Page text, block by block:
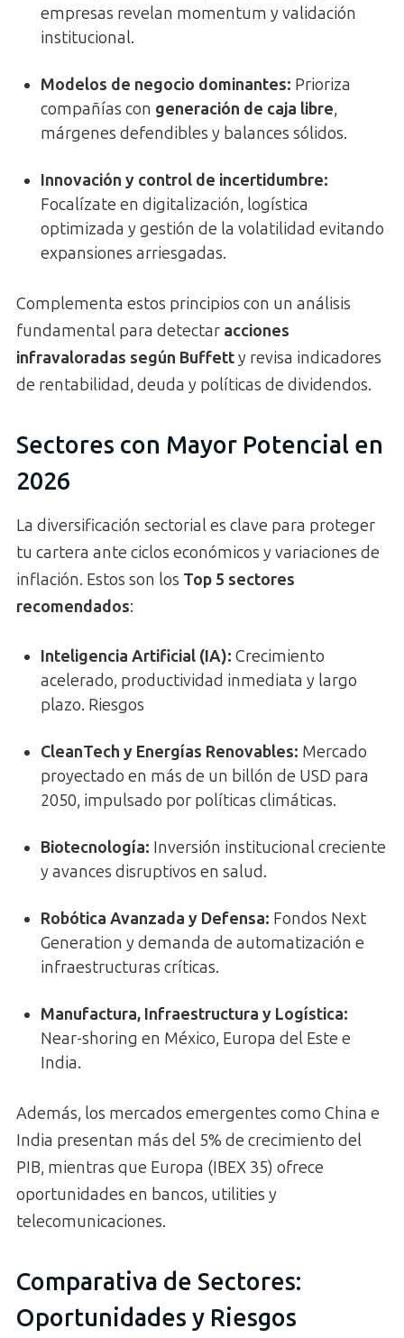
empresas revelan momentum y validación
institucional.
Modelos de negocio dominantes: Prioriza
compañías con generación de caja libre,
márgenes defendibles y balances sólidos.
Innovación y control de incertidumbre:
Focalízate en digitalización, logística
optimizada y gestión de la volatilidad evitando
expansiones arriesgadas.
Complementa estos principios con un análisis
fundamental para detectar acciones
infravaloradas según Buffetty revisa indicadores
de rentabilidad, deuda y políticas de dividendos.
Sectores con Mayor Potencial en
2026
La diversificación sectorial es clave para proteger
tu cartera ante ciclos económicos y variaciones de
inflación. Estos son los Top 5 sectores
recomendados:
Inteligencia Artificial (IA): Crecimiento
acelerado, productividad inmediata y largo
plazo. Riesgos
CleanTech y Energías Renovables: Mercado
proyectado en más de un billón de USD para
2050, impulsado por políticas climáticas.
Biotecnología: Inversión institucional creciente
y avances disruptivos en salud.
Robótica Avanzada y Defensa: Fondos Next
Generation y demanda de automatización e
infraestructuras críticas.
Manufactura, Infraestructura y Logística:
Near-shoring en México, Europa del Este e
India.
Además, los mercados emergentes como China e
India presentan más del 5% de crecimiento del
PIB, mientras que Europa (IBEX 35) ofrece
oportunidades en bancos, utilities y
telecomunicaciones.
Comparativa de Sectores:
Oportunidades y Riesgos